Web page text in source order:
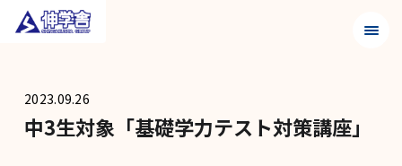
メニ
2023.09.26
中3生対象「基礎学力テスト対策講座」